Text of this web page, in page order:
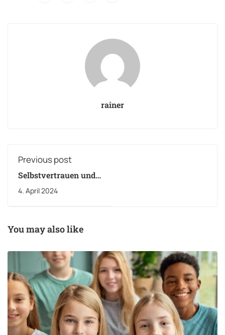
rainer
Previous post
Selbstvertrauen und
Selbstwertgefühl
aufbauen: Wie man
Selbstbewusstsein
4. April 2024
You may also like